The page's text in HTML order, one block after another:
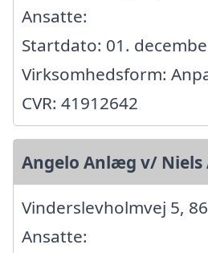
Ansatte:
Startdato: 01.
Virksomhedsform:
CVR: 41912642
Angelo Anlæg v/ Niels
Vinderslevholmvej 5,
Ansatte: